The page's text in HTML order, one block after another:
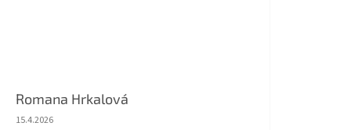
Romana Hrkalová
Hodnocení obchodu je 5 z 5 hvězdiček.
15.4.2026